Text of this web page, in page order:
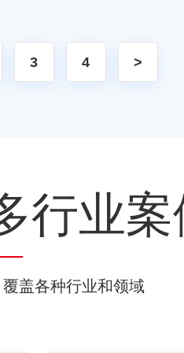
3 4 >
行业
盖各种行业和领域